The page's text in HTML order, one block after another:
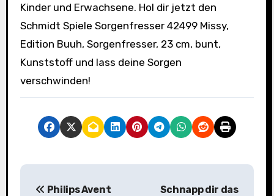
Kinder und Erwachsene. Hol dir jetzt den
Schmidt Spiele Sorgenfresser 42499 Missy,
Edition Buuh, Sorgenfresser, 23 cm, bunt,
Kunststoff und lass deine Sorgen
verschwinden!
B
Philips Avent
Schnapp dir das